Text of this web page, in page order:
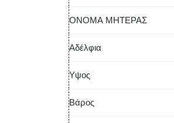
ΟΝΟΜΑ ΜΗΤΕΡΑΣ
Αδέλφια
Υψος
Βάρος